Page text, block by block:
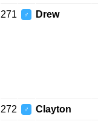
271 ♂ Drew
272 ♂ Clayton